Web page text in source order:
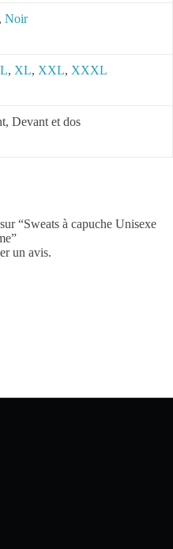
, Noir
L, XL, XXL, XXXL
Devant et dos
“Sweats à capuche Unisexe
un avis.